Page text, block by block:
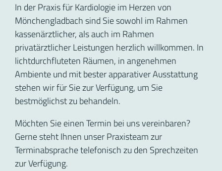
In der Praxis für Kardiologie im Herzen von
Mönchengladbach sind Sie sowohl im Rahmen
kassenärztlicher, als auch im Rahmen
privatärztlicher Leistungen herzlich willkommen. In
lichtdurchfluteten Räumen, in angenehmen
Ambiente und mit bester apparativer Ausstattung
stehen wir für Sie zur Verfügung, um Sie
bestmöglichst zu behandeln.
Möchten Sie einen Termin bei uns vereinbaren?
Gerne steht Ihnen unser Praxisteam zur
Terminabsprache telefonisch zu den Sprechzeiten
zur Verfügung.